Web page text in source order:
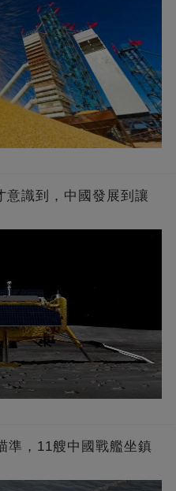
意識到，中國發展到讓
準，11艘中國戰艦坐鎮